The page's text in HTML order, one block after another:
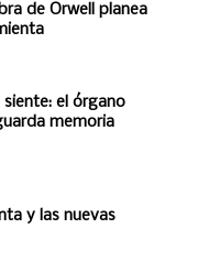
de Orwell planea
siente: el órgano
memoria
y las nuevas